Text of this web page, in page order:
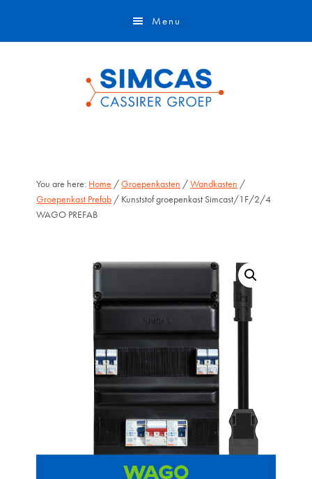
Menu
You are here: Home /Groepenkasten /Wandkasten /
Groepenkast Prefab / Kunststof groepenkast Simcast/1F/2/4
WAGO PREFAB